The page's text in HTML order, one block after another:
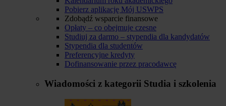
Pobierz aplikację Mój USWPS
Zdobądź wsparcie finansowe
Opłaty – co obejmuje czesne
Studiuj za darmo – stypendia dla kandydatów
Stypendia dla studentów
Preferencyjne kredyty
Dofinansowanie przez pracodawcę
Wiadomości z kategorii Studia i szkolenia